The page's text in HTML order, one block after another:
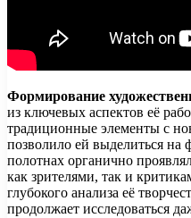
Формирование
из ключевых аспектов её
традиционные элементы с
позволило ей выделиться на
полотнах органично
как зрителями, так и
глубокого анализа её
продолжает исследоваться